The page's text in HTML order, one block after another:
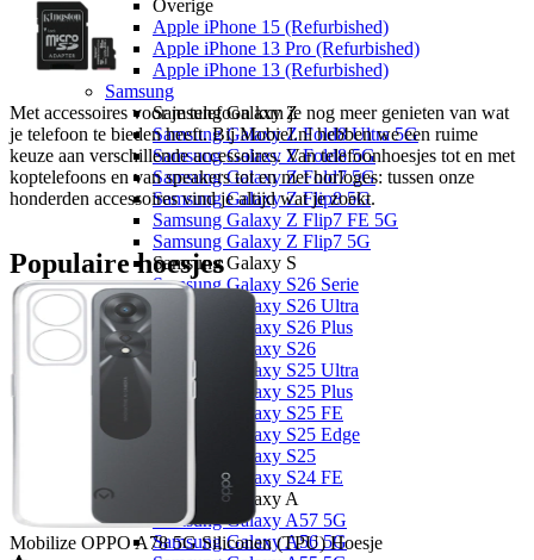
Overige
Apple iPhone 15 (Refurbished)
Apple iPhone 13 Pro (Refurbished)
Apple iPhone 13 (Refurbished)
Samsung
Samsung Galaxy Z
Samsung Galaxy Z Fold8 Ultra 5G
Samsung Galaxy Z Fold8 5G
Samsung Galaxy Z Fold7 5G
Samsung Galaxy Z Flip8 5G
Samsung Galaxy Z Flip7 FE 5G
Samsung Galaxy Z Flip7 5G
Samsung Galaxy S
Samsung Galaxy S26 Serie
Samsung Galaxy S26 Ultra
Samsung Galaxy S26 Plus
Samsung Galaxy S26
Samsung Galaxy S25 Ultra
Samsung Galaxy S25 Plus
Samsung Galaxy S25 FE
Samsung Galaxy S25 Edge
Samsung Galaxy S25
Samsung Galaxy S24 FE
Samsung Galaxy A
Samsung Galaxy A57 5G
Samsung Galaxy A56 5G
Met accessoires voor je telefoon kun je nog meer genieten van wat
je telefoon te bieden heeft. Bij Mobiel.nl hebben we een ruime
keuze aan verschillende accessoires. Van telefoonhoesjes tot en met
koptelefoons en van speakers tot en met horloges: tussen onze
honderden accessoires vind je altijd wat je zoekt.
Populaire hoesjes
Mobilize OPPO A78 5G Siliconen (TPU) Hoesje